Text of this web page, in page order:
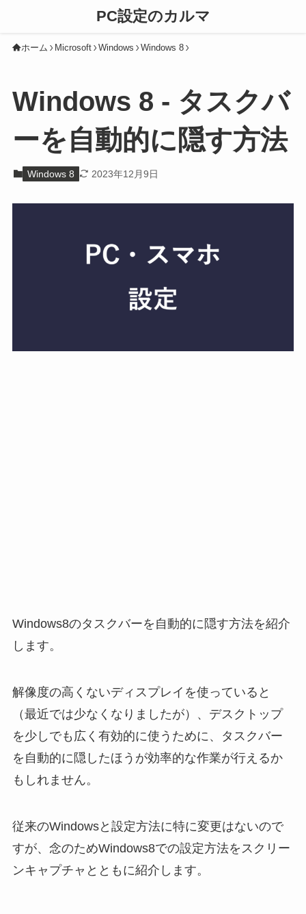
PC設定のカルマ
ホーム Microsoft Windows Windows 8
Windows 8 - タスクバ
ーを自動的に隠す方法
Windows 8 2023年12月9日
Windows8のタスクバーを自動的に隠す方法を紹介
します。
解像度の高くないディスプレイを使っていると
（最近では少なくなりましたが）、デスクトップ
を少しでも広く有効的に使うために、タスクバー
を自動的に隠したほうが効率的な作業が行えるか
もしれません。
従来のWindowsと設定方法に特に変更はないので
すが、念のためWindows8での設定方法をスクリー
ンキャプチャとともに紹介します。